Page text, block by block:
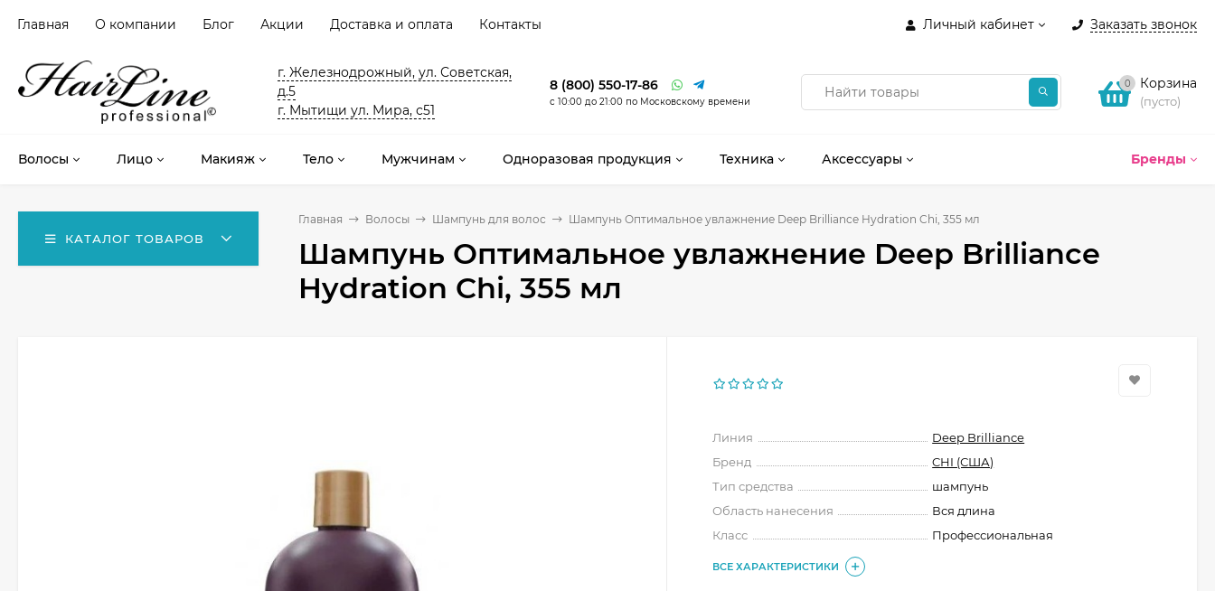
Личный кабинет Заказать звонок
Главная О компании Блог Акции Доставка и оплата Контакты
г. Железнодрожный, ул. Советская,
д.5
г. Мытищи ул. Мира, с51
8 (800) 550-17-86
с 10:00 до 21:00 по Московскому времени
0 Корзина
(пусто)
Бренды
Волосы Лицо Макияж Тело Мужчинам Одноразовая продукция Техника Аксессуары
КАТАЛОГ ТОВАРОВ
Главная Волосы Шампунь для волос Шампунь Оптимальное увлажнение Deep Brilliance Hydration Chi, 355 мл
Шампунь Оптимальное увлажнение Deep Brilliance
Hydration Chi, 355 мл
Линия
Deep Brilliance
Бренд
CHI (США)
Тип средства
шампунь
Область нанесения
Вся длина
Класс
Профессиональная
ВСЕ ХАРАКТЕРИСТИКИ